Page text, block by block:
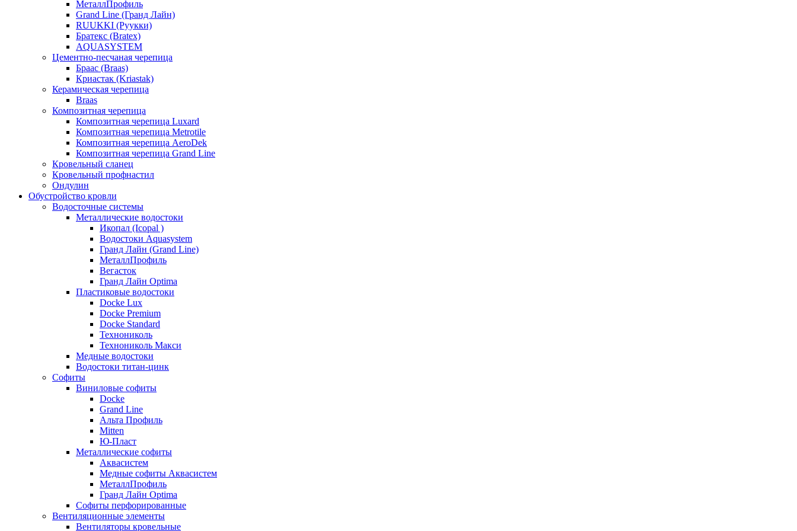
МеталлПрофиль
Grand Line (Гранд Лайн)
RUUKKI (Руукки)
Братекс (Bratex)
AQUASYSTEM
Цементно-песчаная черепица
Браас (Braas)
Криастак (Kriastak)
Керамическая черепица
Braas
Композитная черепица
Композитная черепица Luxard
Композитная черепица Metrotile
Композитная черепица AeroDek
Композитная черепица Grand Line
Кровельный сланец
Кровельный профнастил
Ондулин
Обустройство кровли
Водосточные системы
Металлические водостоки
Икопал (Icopal )
Водостоки Aquasystem
Гранд Лайн (Grand Line)
МеталлПрофиль
Вегасток
Гранд Лайн Optima
Пластиковые водостоки
Docke Lux
Docke Premium
Docke Standard
Технониколь
Технониколь Макси
Медные водостоки
Водостоки титан-цинк
Софиты
Виниловые софиты
Docke
Grand Line
Альта Профиль
Mitten
Ю-Пласт
Металлические софиты
Аквасистем
Медные софиты Аквасистем
МеталлПрофиль
Гранд Лайн Optima
Софиты перфорированные
Вентиляционные элементы
Вентиляторы кровельные